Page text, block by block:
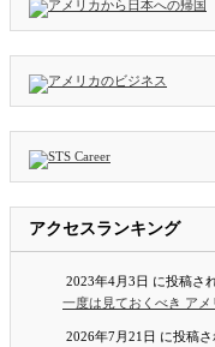
アクセスランキング
2023年4月3日 に投稿さ
一度は見ておくべき アメ
2026年7月21日 に投稿さ